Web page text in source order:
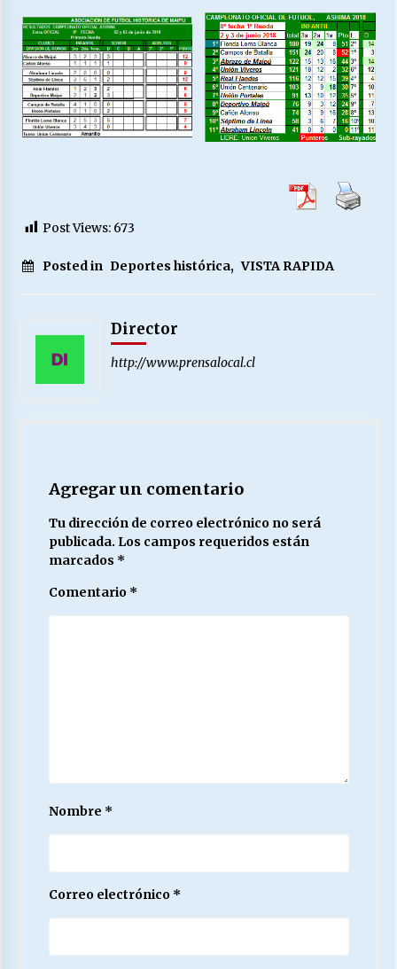
Post Views: 673
Posted in Deportes histórica, VISTA RAPIDA
Director
http://www.prensalocal.cl
Agregar un comentario
Tu dirección de correo electrónico no será
publicada. Los campos requeridos están
marcados *
Comentario *
Nombre *
Correo electrónico *